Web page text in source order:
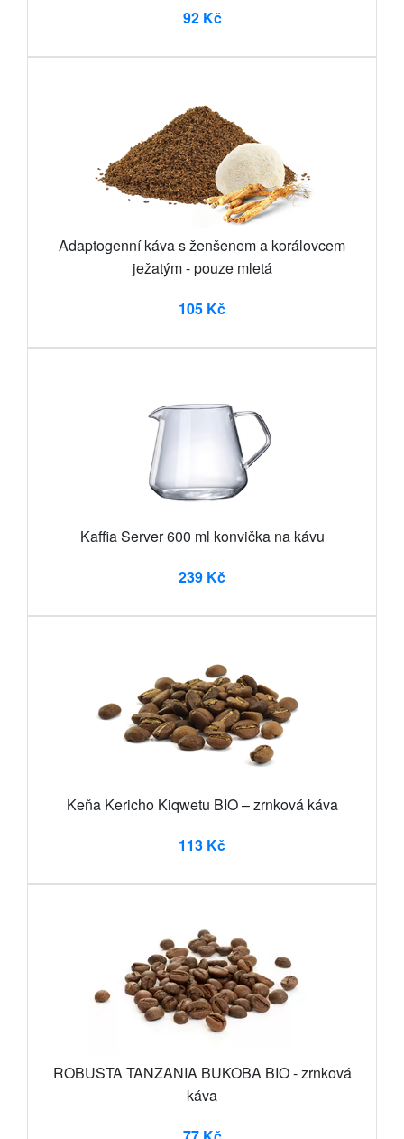
92 Kč
Adaptogenní káva s ženšenem a korálovcem
ježatým - pouze mletá
105 Kč
Kaffia Server 600 ml konvička na kávu
239 Kč
Keňa Kericho Kiqwetu BIO – zrnková káva
113 Kč
ROBUSTA TANZANIA BUKOBA BIO - zrnková
káva